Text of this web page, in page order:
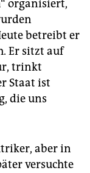
organisiert,
betreibt er
Er sitzt auf
trinkt
Staat ist
die uns
aber in
versuchte